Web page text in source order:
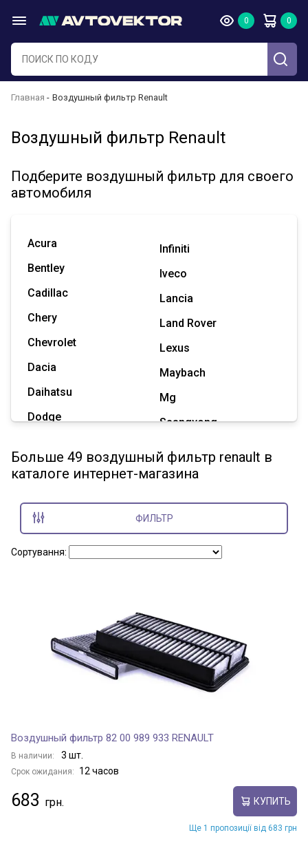
Главная Воздушный фильтр Renault
Воздушный фильтр Renault
Подберите воздушный фильтр для своего
автомобиля
Acura
Bentley
Cadillac
Chery
Chevrolet
Dacia
Daihatsu
Dodge
Great Wall
Hummer
Infiniti
Iveco
Lancia
Land Rover
Lexus
Maybach
Mg
Ssangyong
Tesla
Показать все марки
Больше 49 воздушный фильтр renault в
каталоге интернет-магазина
ФИЛЬТР
Сортування:
Воздушный фильтр 82 00 989 933 RENAULT
В наличии: 3 шт.
Срок ожидания: 12 часов
683 КУПИТЬ
Ще 1 пропозиції від 683 грн